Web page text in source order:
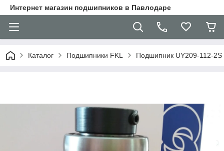
Интернет магазин подшипников в Павлодаре
Каталог Подшипники FKL Подшипник UY209-112-